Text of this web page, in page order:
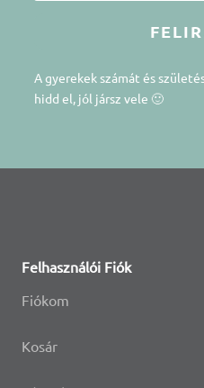
A gyerekek számát és
hidd el, jól jársz vele 🙂
Felhasználói Fiók
Fiókom
Kosár